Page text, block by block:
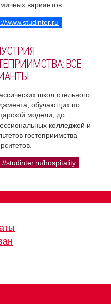
вариантов
www.studinter.ru
ВСЕ
школ отельного
обучающих по
модели, до
колледжей и
гостеприимства
studinter.ru/hospitality